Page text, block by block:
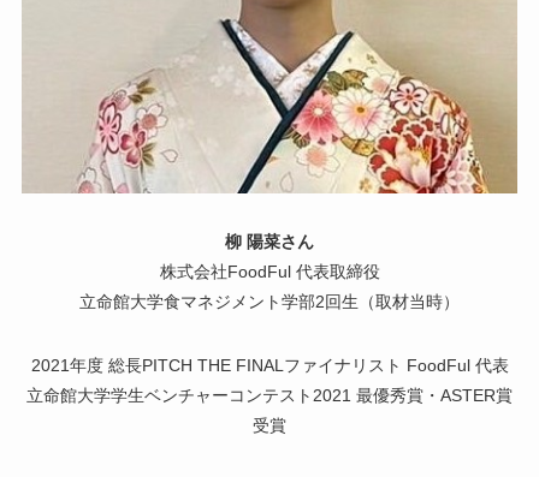
柳 陽菜さん
株式会社FoodFul 代表取締役
立命館大学食マネジメント学部2回生（取材当時）
2021年度 総長PITCH THE FINALファイナリスト FoodFul 代表
立命館大学学生ベンチャーコンテスト2021 最優秀賞・ASTER賞
受賞